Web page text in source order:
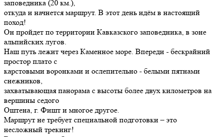
заповедника (20 км.),
откуда и начнется маршрут. В этот день идём в настоящий
поход!
Он пройдет по территории Кавказского заповедника, в зоне
альпийских лугов.
Наш путь лежит через Каменное море. Впереди - бескрайний
простор плато с
карстовыми воронками и ослепительно - белыми пятнами
снежников,
захватывающая панорама с высоты более двух километров на
вершины седого
Оштена, г. Фишт и многое другое.
Маршрут не требует специальной подготовки – это
несложный трекинг!